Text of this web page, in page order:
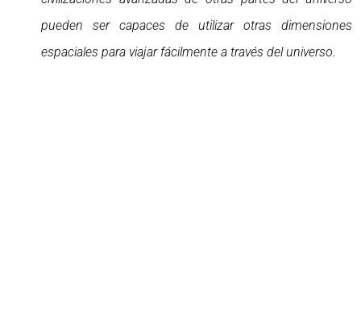
pueden ser capaces de utilizar otras dimensiones
espaciales para viajar fácilmente a través del universo.